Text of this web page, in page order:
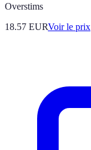
Overstims
18.57 EURVoir le prix